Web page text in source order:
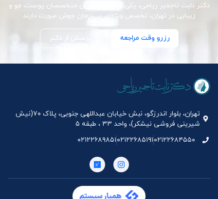
دکتر نابت تاجمیر ریاحی، یکی از برجسته‌ترین متخصصان پوست، مو و
زیبایی در تهران، تخصص ویژه‌ای در درمان جوش صورت دارند
رزرو وقت مراجعه پرسش از دکتر
تهران، بلوار اندرزگو، نبش خیابان عبداللهی جنوبی، پلاک ۷۰(نیش
شیرینی فروشی نیشکر)، واحد ۳۳ ، طبقه ۵
۰۲۱۲۲۶۸۴۵۵۰۰۲۱۲۲۶۸۵۱۹۱۰۲۱۲۲۶۸۹۸۵۱